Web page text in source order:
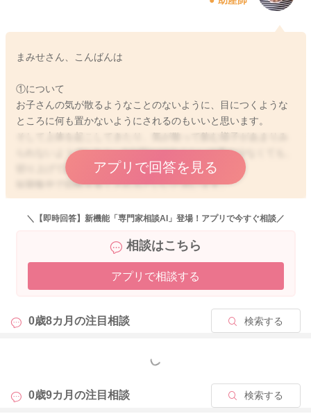
まみせさん、こんばんは
①について
お子さんの気が散るようなことのないように、目につくような
ところに何も置かないようにされるのもいいと思います。
そして上体を起こしてきたり、気が散って飲む様子があまりみ
られないようでしたら、5分弱や10分ぐらいで量が少なくても、
切り上げて終わりにされるといいと思います。
短期集中で回数を多くされるといいと思います。
②について
一回量を少なくして飲ませるということですが、飲みたがる様
ます。3時間ごとにされてみるのも一つの方法としてあると思い
ます。
どうぞよろしくお願いします。
アプリで回答を見る
＼【即時回答】新機能「専門家相談AI」登場！アプリで今すぐ相談／
相談はこちら
アプリで相談する
0歳8カ月の注目相談 検索する
もっと見る
0歳9カ月の注目相談 検索する